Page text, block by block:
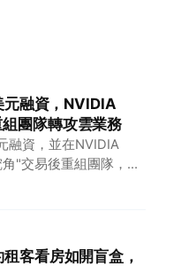
融資，NVIDIA
團隊轉攻雲業務
融資，並在NVIDIA
"交易後重組團隊，全
發者和投資人來說，這
客看房如開盲盒，